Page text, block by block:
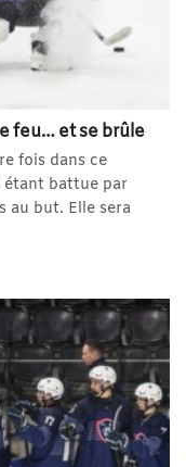
feu… et se brûle
fois dans ce
étant battue par
au but. Elle sera